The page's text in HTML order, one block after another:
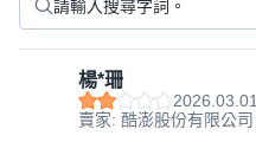
楊*珊
2026.03.01
賣家: 酷澎股份有限公司